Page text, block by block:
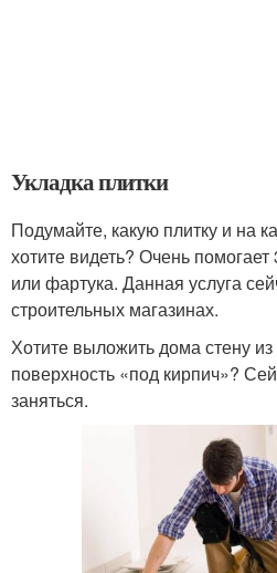
Укладка плитки
Подумайте, какую плитку и на
хотите видеть? Очень
или фартука. Данная услуга
строительных магазинах.
Хотите выложить дома стену
поверхность «под кирпич»?
заняться.